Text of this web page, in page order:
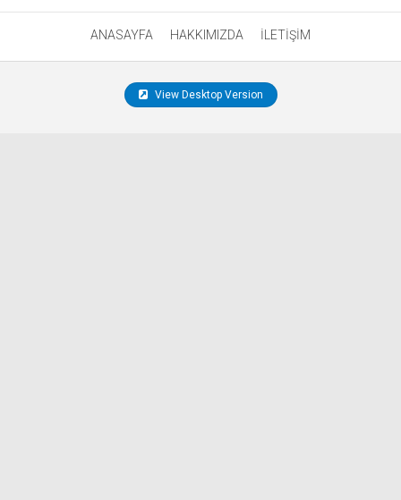
ANASAYFA HAKKIMIZDA İLETİŞİM
View Desktop Version